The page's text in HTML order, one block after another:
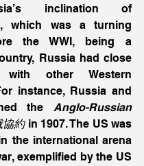
inclination of
which was a turning
the WWI, being a
Russia had close
with other Western
instance, Russia and
the Anglo-Russian
約 in 1907. The US was
the international arena
exemplified by the US